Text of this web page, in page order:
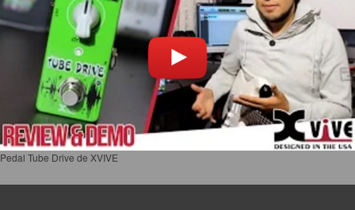
Pedal Tube Drive de XVIVE